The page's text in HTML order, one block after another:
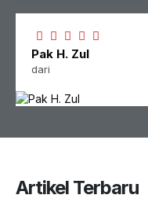
Pak H. Zul
dari
Artikel Terbaru